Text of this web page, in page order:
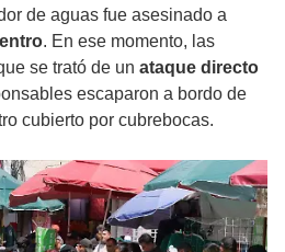
de aguas fue asesinado a
. En ese momento, las
se trató de un ataque directo
escaparon a bordo de
cubierto por cubrebocas.